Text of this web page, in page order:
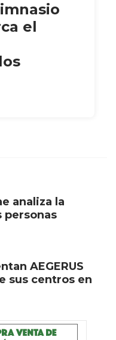
el
analiza la
personas
AEGERUS
sus centros en